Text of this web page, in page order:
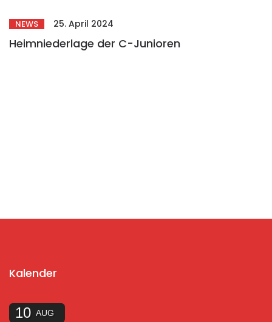
NEWS 25. April 2024
Heimniederlage der C-Junioren
Kalender
10 AUG